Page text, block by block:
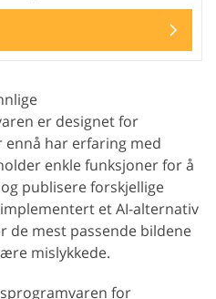
er designet for
ennå har erfaring med
enkle funksjoner for å
publisere forskjellige
et AI-alternativ
de mest passende bildene
mislykkede.
for